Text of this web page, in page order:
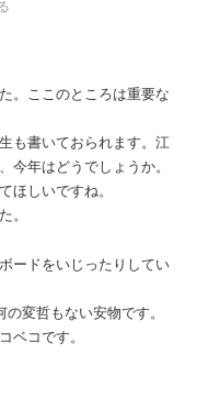
。ここのところは重要な
も書いておられます。江
今年はどうでしょうか。
ほしいですね。
。
ードをいじったりしてい
変哲もない安物です。
ベコです。